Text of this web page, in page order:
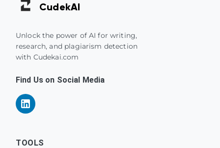
CudekAI
Unlock the power of AI for writing,
research, and plagiarism detection
with Cudekai.com
Find Us on Social Media
TOOLS